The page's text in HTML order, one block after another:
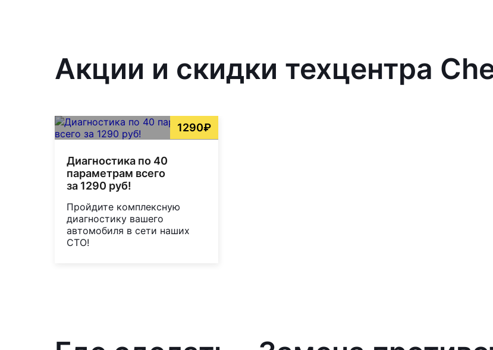
Акции и скидки техцентра
1290₽
Диагностика по 40
параметрам всего
за 1290 руб!
Пройдите комплексную
диагностику вашего
автомобиля в сети наших
СТО!